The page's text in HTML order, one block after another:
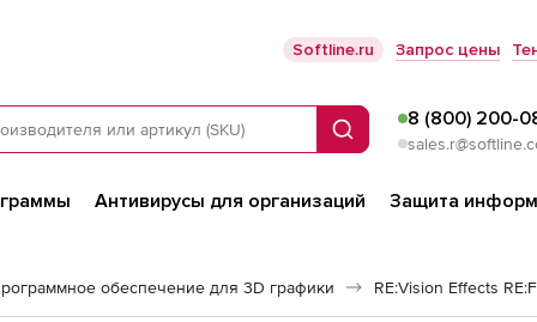
Softline.ru Запрос цены
Поиск
8 (800) 200-
Антивирусы для организаций Защита
обеспечение для 3D графики RE:Vision Effects